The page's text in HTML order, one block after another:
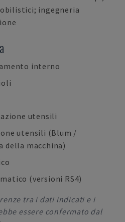
ingegneria
interno
utensili
utensili (Blum /
della macchina)
(versioni RS4)
tra i dati indicati e i
essere confermato dal